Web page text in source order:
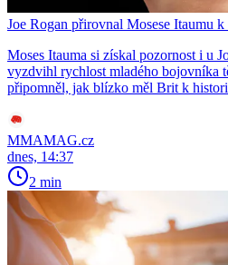
Joe Rogan přirovnal Mosese Itaumu
Moses Itauma si získal pozornost i u
vyzdvihl rychlost mladého bojovníka
připomněl, jak blízko měl Brit k
MMAMAG.cz
dnes, 14:37
2 min